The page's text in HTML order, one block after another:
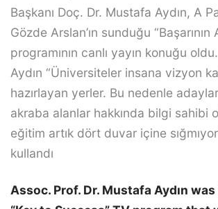
Başkanı Doç. Dr. Mustafa Aydın, A
Gözde Arslan’ın sunduğu “Başarının
programının canlı yayın konuğu
Aydın “Üniversiteler insana vizyon
hazırlayan yerler. Bu nedenle
akraba alanlar hakkında bilgi sahibi
eğitim artık dört duvar içine
kullandı
Assoc. Prof. Dr. Mustafa Aydın